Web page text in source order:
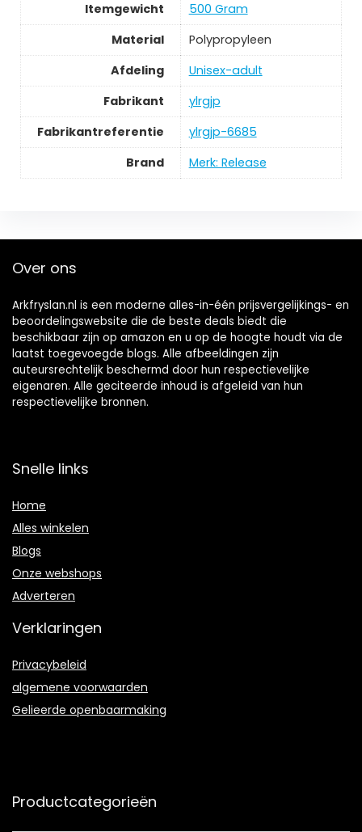
Itemgewicht
‎500 Gram
Material
‎Polypropyleen
Afdeling
‎Unisex-adult
Fabrikant
‎ylrgjp
Fabrikantreferentie
‎ylrgjp-6685
Brand
Merk: Release
Over ons
Arkfryslan.nl is een moderne alles-in-één prijsvergelijkings- en
beoordelingswebsite die de beste deals biedt die
beschikbaar zijn op amazon en u op de hoogte houdt via de
laatst toegevoegde blogs. Alle afbeeldingen zijn
auteursrechtelijk beschermd door hun respectievelijke
eigenaren. Alle geciteerde inhoud is afgeleid van hun
respectievelijke bronnen.
Snelle links
Home
Alles winkelen
Blogs
Onze webshops
Adverteren
Verklaringen
Privacybeleid
algemene voorwaarden
Gelieerde openbaarmaking
Productcategorieën